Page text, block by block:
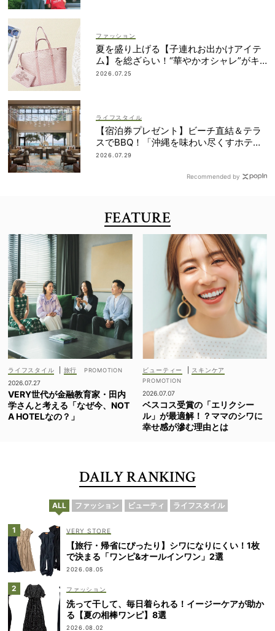
ファッション
夏を盛り上げる【子連れお出かけアイテ
ム】を総ざらい！“華やかオシャレ”がキ
ーワード
2026.07.25
ライフスタイル
【宿泊券プレゼント】ビーチ直結＆テラ
スでBBQ！「沖縄を味わい尽くすホテ
ル」2段ベッドやコネクティングルームも
2026.07.29
Recommended by
FEATURE
ライフスタイル
旅行
2026.07.27
VERY世代が金融教育家・田内
学さんと考える「なぜ今、NOT
A HOTELなの？」
ビューティー スキンケア
2026.07.07
ベスコス受賞の「エリクシー
ル」が最適解！？ママのシワに
幸せ感が滲む理由とは
DAILY RANKING
ALL ファッション ビューティ ライフスタイル
VERY STORE
【旅行・帰省にぴったり】シワになりにくい！1枚
で決まる「ワンピ&オールインワン」2選
2026.08.05
ファッション
洗って干して、毎日着られる！イージーケアが助か
る【夏の相棒ワンピ】8選
2026.08.02